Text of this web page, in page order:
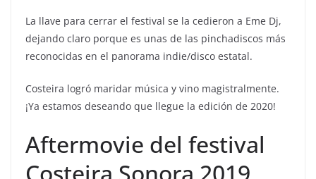
La llave para cerrar el festival se la cedieron a Eme Dj,
dejando claro porque es unas de las pinchadiscos más
reconocidas en el panorama indie/disco estatal.
Costeira logró maridar música y vino magistralmente.
¡Ya estamos deseando que llegue la edición de 2020!
Aftermovie del festival